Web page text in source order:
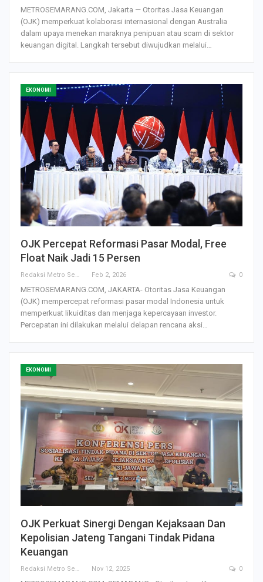
METROSEMARANG.COM, Jakarta — Otoritas Jasa Keuangan
(OJK) memperkuat kolaborasi internasional dengan Australia
dalam upaya menekan maraknya penipuan atau scam di sektor
keuangan digital. Langkah tersebut diwujudkan melalui…
EKONOMI
OJK Percepat Reformasi Pasar Modal, Free
Float Naik Jadi 15 Persen
Redaksi Metro Semarang Feb 2, 2026 0
METROSEMARANG.COM, JAKARTA- Otoritas Jasa Keuangan
(OJK) mempercepat reformasi pasar modal Indonesia untuk
memperkuat likuiditas dan menjaga kepercayaan investor.
Percepatan ini dilakukan melalui delapan rencana aksi…
EKONOMI
OJK Perkuat Sinergi Dengan Kejaksaan Dan
Kepolisian Jateng Tangani Tindak Pidana
Keuangan
Redaksi Metro Semarang Nov 12, 2025 0